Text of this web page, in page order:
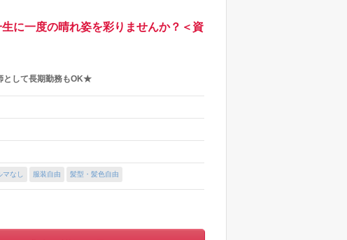
に一度の晴れ姿を彩りませんか？＜資
として長期勤務もOK★
マなし 服装自由 髪型・髪色自由